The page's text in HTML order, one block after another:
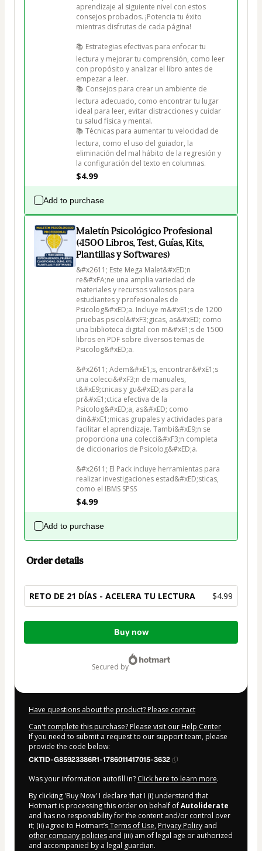
aprendizaje al siguiente nivel con estos
consejos probados. ¡Potencia tu éxito
mientras disfrutas de cada página!
📚 Estrategias efectivas para enfocar tu
lectura y mejorar tu comprensión, como leer
con propósito y analizar el libro antes de
empezar a leer.
📚 Consejos para crear un ambiente de
lectura adecuado, como encontrar tu lugar
ideal para leer, evitar distracciones y cuidar
tu salud física y mental.
📚 Técnicas para aumentar tu velocidad de
lectura, como el uso del guiador, la
eliminación del mal hábito de la regresión y
la configuración del texto en columnas.
$4.99
Add to purchase
Maletín Psicológico Profesional
(+1500 Libros, Test, Guías, Kits,
Plantillas y Softwares)
&#x2611; Este Mega Malet&#xED;n
re&#xFA;ne una amplia variedad de
materiales y recursos valiosos para
estudiantes y profesionales de
Psicolog&#xED;a. Incluye m&#xE1;s de 1200
pruebas psicol&#xF3;gicas, as&#xED; como
una biblioteca digital con m&#xE1;s de 1500
libros en PDF sobre diversos temas de
Psicolog&#xED;a.
&#x2611; Adem&#xE1;s, encontrar&#xE1;s
una colecci&#xF3;n de manuales,
t&#xE9;cnicas y gu&#xED;as para la
pr&#xE1;ctica efectiva de la
Psicolog&#xED;a, as&#xED; como
din&#xE1;micas grupales y actividades para
facilitar el aprendizaje. Tambi&#xE9;n se
proporciona una colecci&#xF3;n completa
de diccionarios de Psicolog&#xED;a.
&#x2611; El Pack incluye herramientas para
realizar investigaciones estad&#xED;sticas,
como el IBMS SPSS
$4.99
Add to purchase
Order details
RETO DE 21 DÍAS - ACELERA TU LECTURA $4.99
Total
Buy now
secured by
Have questions about the product? Please contact
Can't complete this purchase? Please visit our Help Center
If you need to submit a request to our support team, please
provide the code below:
CKTID-G85923386R1-1786011417015-3632
Was your information autofill in? Click here to learn more.
By clicking 'Buy Now' I declare that I (i) understand that
Hotmart is processing this order on behalf ofAutoliderate
and has no responsibility for the content and/or control over
it; (ii) agree to Hotmart’sTerms of Use, Privacy Policy and
other company policies and (iii) am of legal age or authorized
and accompanied by a legal guardian.